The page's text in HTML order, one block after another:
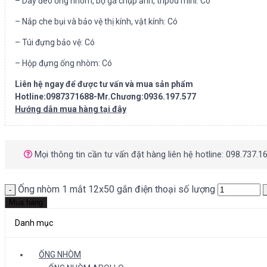
– Nắp che bụi và bảo vệ thị kính, vật kính: Có
– Túi đựng bảo vệ: Có
– Hộp đựng ống nhòm: Có
Liên hệ ngay để được tư vấn và mua sản phẩm
Hotline:0987371688-Mr.Chương:0936.197.577
Hướng dẫn mua hàng tại đây
Mọi thông tin cần tư vấn đặt hàng liên hệ hotline:
Ống nhòm 1 mắt 12x50 gắn điện thoại số lượng
Mua hàng
Danh mục
ỐNG NHÒM